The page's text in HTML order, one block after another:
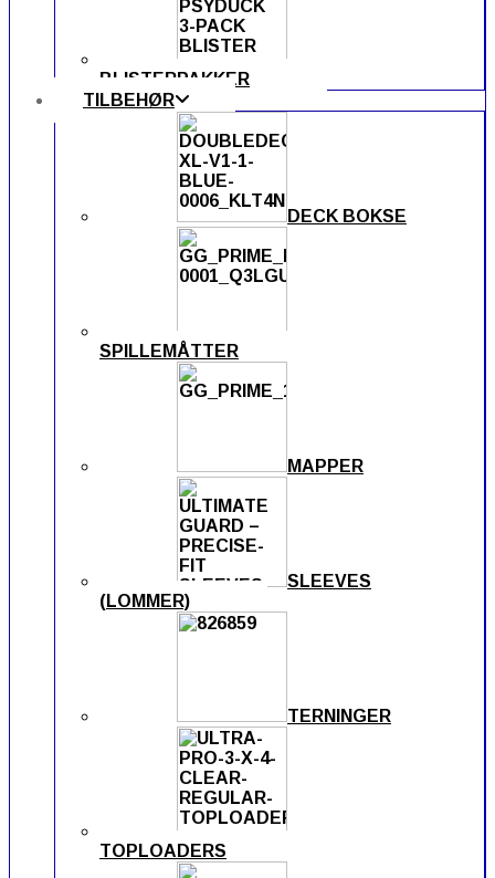
BLISTERPAKKER
TILBEHØR
DECK BOKSE
SPILLEMÅTTER
MAPPER
SLEEVES
(LOMMER)
TERNINGER
TOPLOADERS